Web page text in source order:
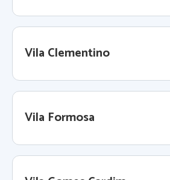
Vila Clementino
Vila Formosa